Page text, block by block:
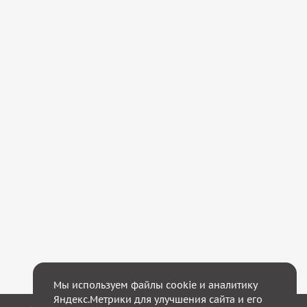
Мы используем файлы cookie и аналитику
Яндекс.Метрики для улучшения сайта и его